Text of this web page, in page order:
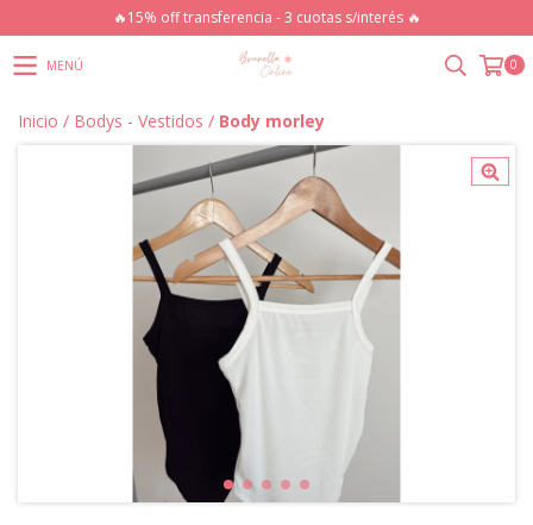
🔥15% off transferencia - 3 cuotas s/interés 🔥
MENÚ 0
Inicio / Bodys - Vestidos / Body morley